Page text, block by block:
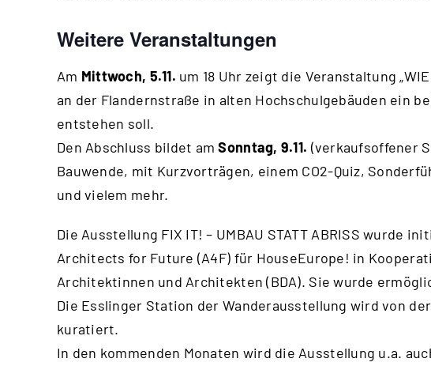
Weitere Veranstaltungen
Am Mittwoch, 5.11. um 18 Uhr zeigt die Veranstaltung „WIE
an der Flandernstraße in alten Hochschulgebäuden ein
entstehen soll.
Den Abschluss bildet amSonntag, 9.11. (verkaufsoffener
Bauwende, mit Kurzvorträgen, einem CO2-Quiz,
und vielem mehr.
Die Ausstellung FIX IT! – UMBAU STATT ABRISS wurde
Architects for Future (A4F) für HouseEurope! in
Architektinnen und Architekten (BDA). Sie wurde
Die Esslinger Station der Wanderausstellung wird von
kuratiert.
In den kommenden Monaten wird die Ausstellung u.a.